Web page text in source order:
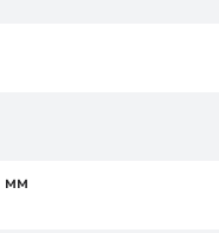
мм